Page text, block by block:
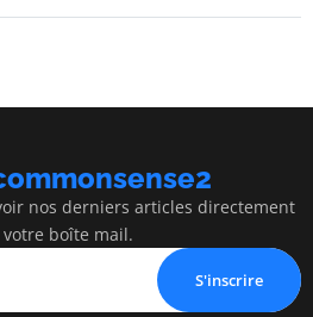
nos derniers articles directement
boîte mail.
S'inscrire